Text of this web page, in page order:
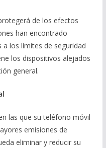
de los efectos
han encontrado
los límites de seguridad
los dispositivos alejados
general.
las que su teléfono móvil
emisiones de
eliminar y reducir su